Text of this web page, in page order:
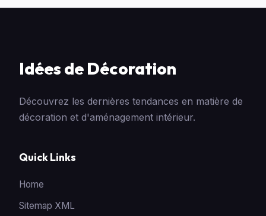
Idées de Décoration
Découvrez les dernières tendances en matière de
décoration et d'aménagement intérieur.
Quick Links
Home
Sitemap XML